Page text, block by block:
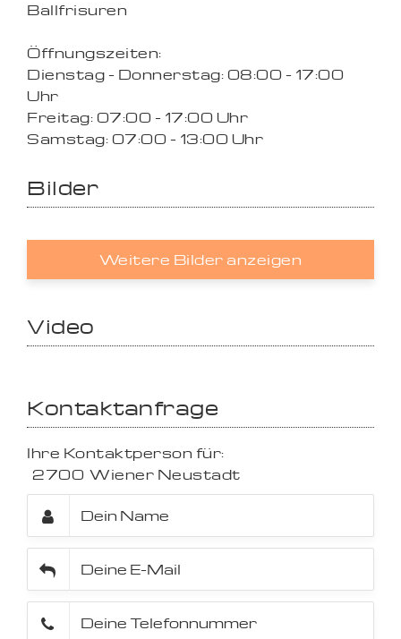
Ballfrisuren
Öffnungszeiten:
Dienstag - Donnerstag: 08:00 - 17:00
Uhr
Freitag: 07:00 - 17:00 Uhr
Samstag: 07:00 - 13:00 Uhr
Bilder
Weitere Bilder anzeigen
Video
Kontaktanfrage
Ihre Kontaktperson für:
2700 Wiener Neustadt